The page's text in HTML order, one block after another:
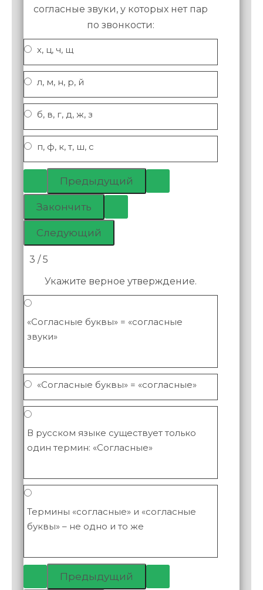
согласные звуки, у которых нет пар
по звонкости:
х, ц, ч, щ
л, м, н, р, й
б, в, г, д, ж, з
п, ф, к, т, ш, с
3 / 5
Укажите верное утверждение.
«Согласные буквы» = «согласные
звуки»
«Согласные буквы» = «согласные»
В русском языке существует только
один термин: «Согласные»
Термины «согласные» и «согласные
буквы» – не одно и то же